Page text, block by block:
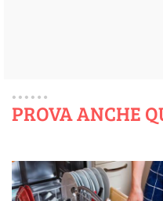
PROVA ANCHE